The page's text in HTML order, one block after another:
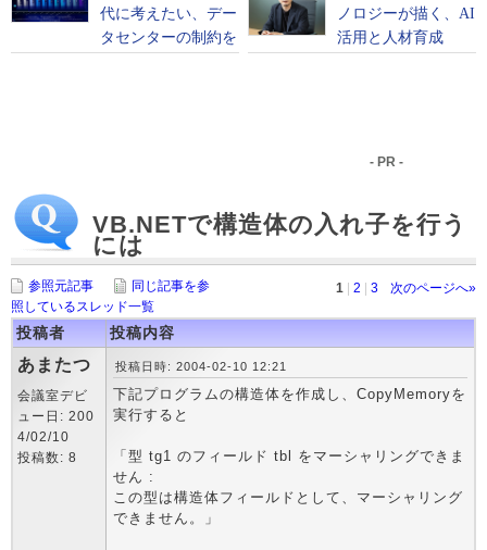
- PR -
VB.NETで構造体の入れ子を行う
には
参照元記事
同じ記事を参
照しているスレッド一覧
1 2 3 次のページへ»
投稿者 投稿内容
あまたつ
会議室デビ
ュー日: 200
4/02/10
投稿数: 8
投稿日時: 2004-02-10 12:21
下記プログラムの構造体を作成し、CopyMemoryを
実行すると
「型 tg1 のフィールド tbl をマーシャリングできま
せん :
この型は構造体フィールドとして、マーシャリング
できません。」